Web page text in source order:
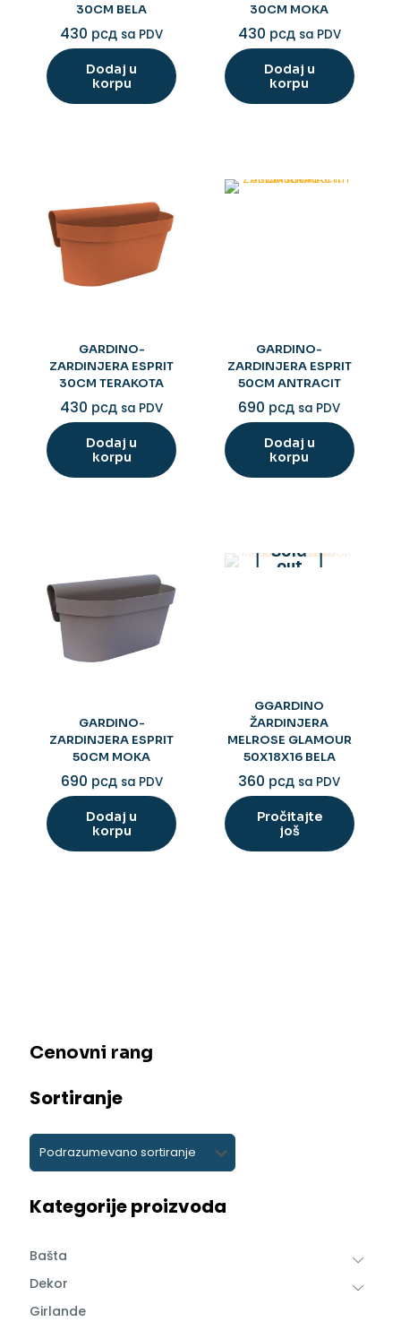
30CM BELA
430 рсд sa PDV
Dodaj u
korpu
30CM MOKA
430 рсд sa PDV
Dodaj u
korpu
GARDINO-
ZARDINJERA ESPRIT
30CM TERAKOTA
430 рсд sa PDV
Dodaj u
korpu
GARDINO-
ZARDINJERA ESPRIT
50CM ANTRACIT
690 рсд sa PDV
Dodaj u
korpu
GARDINO-
ZARDINJERA ESPRIT
50CM MOKA
690 рсд sa PDV
Dodaj u
korpu
Sold
out
GGARDINO
ŽARDINJERA
MELROSE GLAMOUR
50X18X16 BELA
360 рсд sa PDV
Pročitajte
još
Cenovni rang
Sortiranje
Kategorije proizvoda
Bašta
Dekor
Girlande